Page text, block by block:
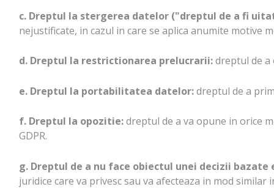
c. Dreptul la stergerea datelor ("dreptul de a fi
nejustificate, in cazul in care se aplica anumite motive
d. Dreptul la restrictionarea prelucrarii:dreptul de
e. Dreptul la portabilitatea datelor:dreptul de a
f. Dreptul la opozitie:dreptul de a va opune in orice
GDPR.
g. Dreptul de a nu face obiectul unei decizii
juridice care va privesc sau va afecteaza in mod